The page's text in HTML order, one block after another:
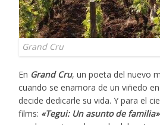
Grand Cru
En Grand Cru, un poeta del nuevo
cuando se enamora de un viñedo
decide dedicarle su vida. Y para el
films: «Tegui: Un asunto de familia»